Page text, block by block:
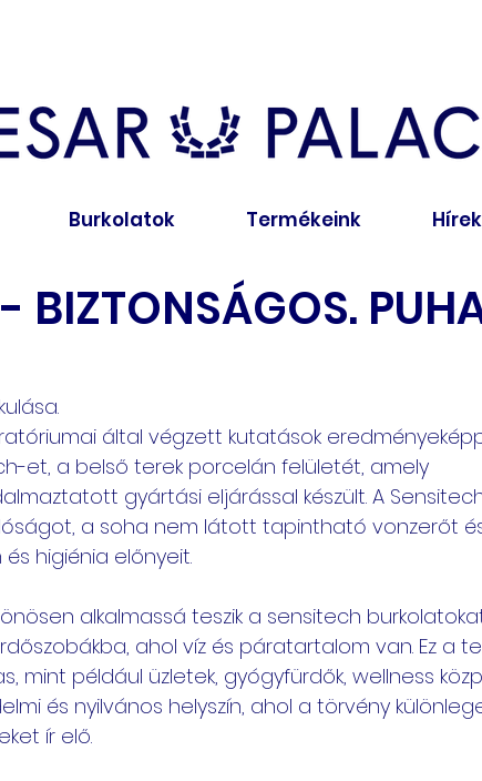
Burkolatok Termékeink Hírek
által végzett kutatások
et, a belső terek porcelán felületét, amely
gyártási eljárással készült. A
a soha nem látott tapintható vonzerőt
higiénia előnyeit.
alkalmassá teszik a sensitech
ahol víz és páratartalom van. Ez a
mint például üzletek, gyógyfürdők, wellness
és nyilvános helyszín, ahol a törvény
ír elő.